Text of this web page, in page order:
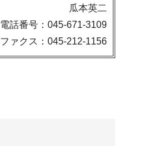
瓜本英二
電話番号：045-671-3109
ファクス：045-212-1156